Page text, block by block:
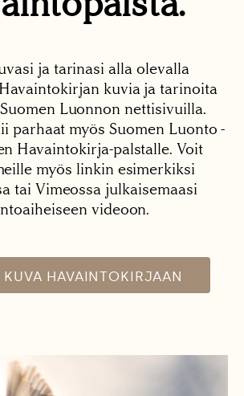
ja tarinasi alla olevalla
kuvia ja tarinoita
Luonnon nettisivuilla.
parhaat myös Suomen Luonto -
Havaintokirja-palstalle. Voit
myös linkin esimerkiksi
tai Vimeossa julkaisemaasi
videoon.
KUVA HAVAINTOKIRJAAN